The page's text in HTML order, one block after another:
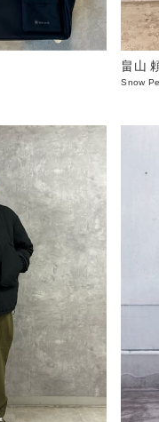
畠山
Snow